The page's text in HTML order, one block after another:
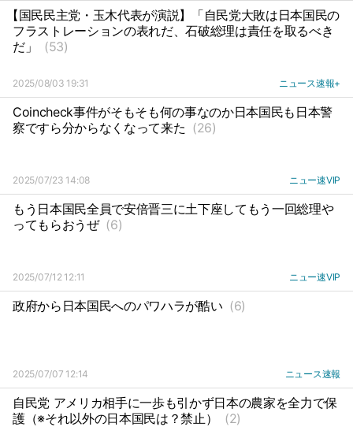
【国民民主党・玉木代表が演説】「自民党大敗は日本国民の
フラストレーションの表れだ、石破総理は責任を取るべき
だ」
(53)
2025/08/03 19:31 ニュース速報+
Coincheck事件がそもそも何の事なのか日本国民も日本警
察ですら分からなくなって来た (26)
2025/07/23 14:08 ニュー速VIP
もう日本国民全員で安倍晋三に土下座してもう一回総理や
ってもらおうぜ (6)
2025/07/12 12:11 ニュー速VIP
政府から日本国民へのパワハラが酷い (6)
2025/07/07 12:14 ニュース速報
自民党 アメリカ相手に一歩も引かず日本の農家を全力で保
護（※それ以外の日本国民は？禁止）
(2)